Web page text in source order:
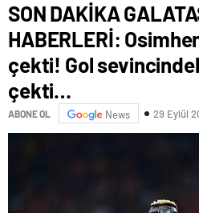
SON DAKİKA
HABERLERİ:
çekti! Gol
çekti…
ABONE OL News 29 Eylül